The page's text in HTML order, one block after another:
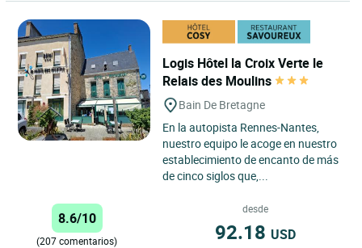
Logis Hôtel la Croix Verte le
Relais des Moulins
Bain De Bretagne
En la autopista Rennes-Nantes,
nuestro equipo le acoge en nuestro
establecimiento de encanto de más
de cinco siglos que,...
8.6/10
(207 comentarios)
desde
92.18 USD